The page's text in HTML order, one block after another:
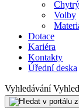
Volby
Dotace
Kariéra
Kontakty
Úřední deska
Vyhledávání